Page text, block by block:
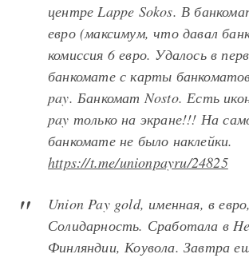
центре Lappe Sokos. В
евро (максимум, что давал
комиссия 6 евро. Удалось в
банкомате с карты
pay. Банкомат Nosto. Есть
pay только на экране!!! На
банкомате не было наклейки.
https://t.me/unionpayru/24825
Union Pay gold, именная, в
Солидарность. Сработала в
Финляндии, Коувола. Завтра